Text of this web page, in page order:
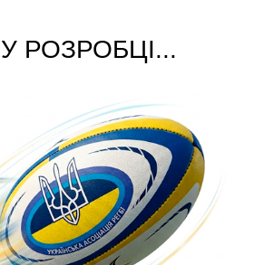
РОЗРОБЦІ...